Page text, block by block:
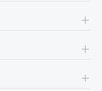
+
+
+